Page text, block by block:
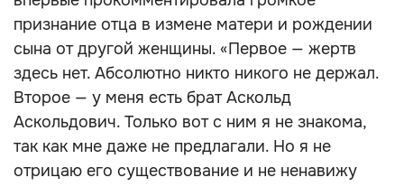
признание отца в измене матери и рождении
сына от другой женщины. «Первое — жертв
здесь нет. Абсолютно никто никого не держал.
Второе — у меня есть брат Аскольд
Аскольдович. Только вот с ним я не знакома,
так как мне даже не предлагали. Но я не
отрицаю его существование и не ненавижу